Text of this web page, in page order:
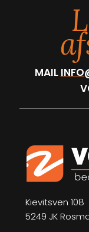
MAIL
Kievitsven 108
5249 JK